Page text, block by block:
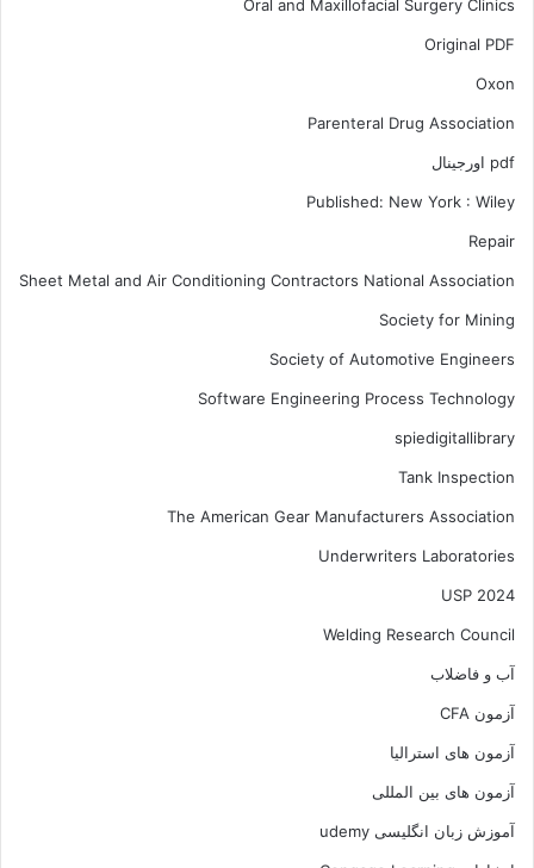
Oral and Maxillofacial Surgery Clinics
Original PDF
Oxon
Parenteral Drug Association
pdf اورجینال
Published: New York : Wiley
Repair
Sheet Metal and Air Conditioning Contractors National Association
Society for Mining
Society of Automotive Engineers
Software Engineering Process Technology
spiedigitallibrary
Tank Inspection
The American Gear Manufacturers Association
Underwriters Laboratories
USP 2024
Welding Research Council
آب و فاضلاب
آزمون CFA
آزمون های استرالیا
آزمون های بین المللی
آموزش زبان انگلیسی udemy